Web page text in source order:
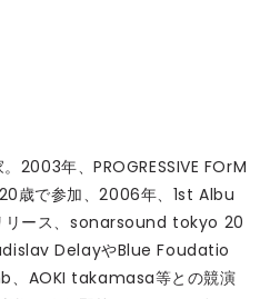
2003年、PROGRESSIVE FOrM
歳で参加、2006年、1st Albu
ース、sonarsound tokyo 20
DelayやBlue Foudatio
、AOKI takamasa等との競演